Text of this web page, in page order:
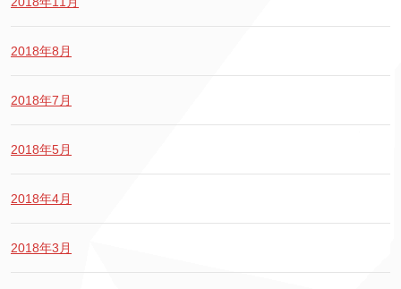
2018年8月
2018年7月
2018年5月
2018年4月
2018年3月